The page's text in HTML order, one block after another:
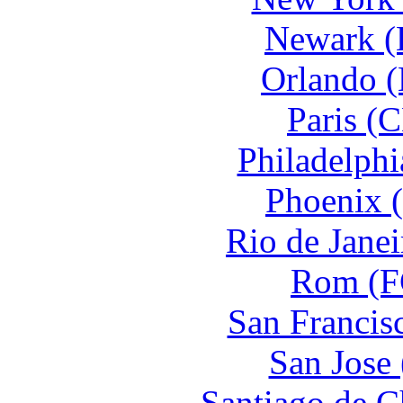
Newark
Orlando
Paris
Phoenix
Rio de
Rom
San
San